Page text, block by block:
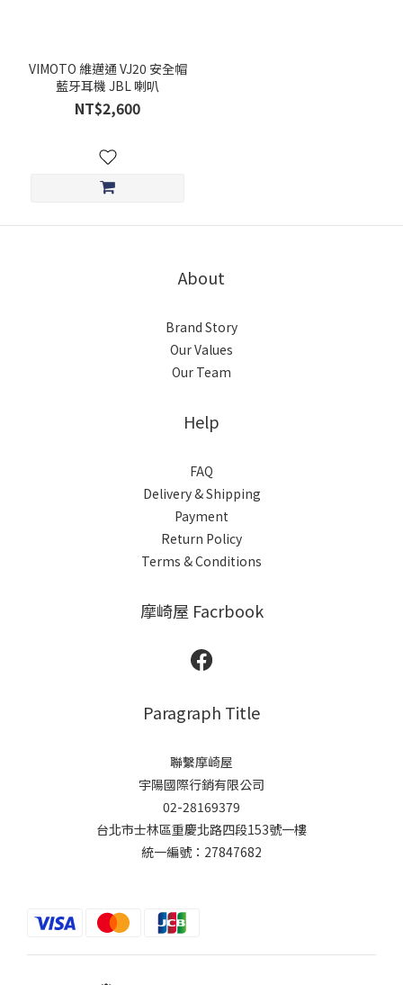
VIMOTO 維邁通 VJ20 安全帽
藍牙耳機 JBL 喇叭
NT$2,600
About
Brand Story
Our Values
Our Team
Help
FAQ
Delivery & Shipping
Payment
Return Policy
Terms & Conditions
摩崎屋 Facrbook
Paragraph Title
聯繫摩崎屋
宇陽國際行銷有限公司
02-28169379
台北市士林區重慶北路四段153號一樓
統一編號：27847682